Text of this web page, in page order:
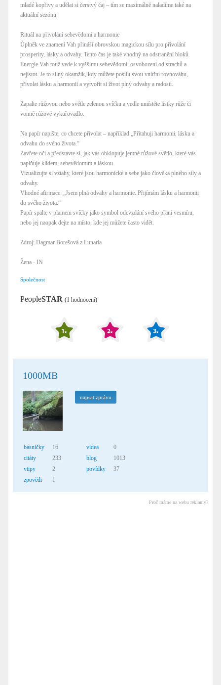
mladé kopřivy a udělat si čerstvý čaj – tím se maximálně naladíme také na
aktuální sezónu.
Rituál na přivolání sebevědomí a harmonie
Úplněk ve znamení Vah přináší obrovskou magickou sílu pro přivolání
prosperity, lásky a odvahy. Tento čas je také vhodný na odstranění bloků.
Energie Vah totiž vede k vyššímu sebevědomí, osvobození od strachů a
nejistot. Je to silný okamžik, kdy můžete posílit svou vnitřní rovnováhu,
přivolat lásku a harmonii a vytvořit si život plný odvahy a radosti.
Zapalte růžovou nebo světle zelenou svíčku a vedle umístěte lístky růže či
vonné růžové vykuřovadlo.
Na papír napište, co chcete přivolat – například „Přitahuji harmonii, lásku a
odvahu do svého života.“
Zavřete oči a představte si, jak vás obklopuje jemné růžové světlo, které vás
naplňuje klidem, sebevědomím a láskou.
Vizualizujte si vztahy, které jsou harmonické a sebe jako člověka plného síly a
odvahy.
Vhodné afirmace: „Jsem plná odvahy a harmonie. Přijímám lásku a harmonii
do svého života.“
Papír spalte v plameni svíčky jako symbol odevzdání svého přání vesmíru,
nebo jej naopak dejte na místo, kde jej můžete často vidět.
Zdroj: Dagmar Borešová z Lunaria
Žena - IN
Společnost
PeopleSTAR (1 hodnocení)
1000MB
napsat zprávu
básničky
16
citáty
233
vtipy
2
zpovědi
1
videa
0
blog
1013
povídky
37
Proč máme na webu reklamy?